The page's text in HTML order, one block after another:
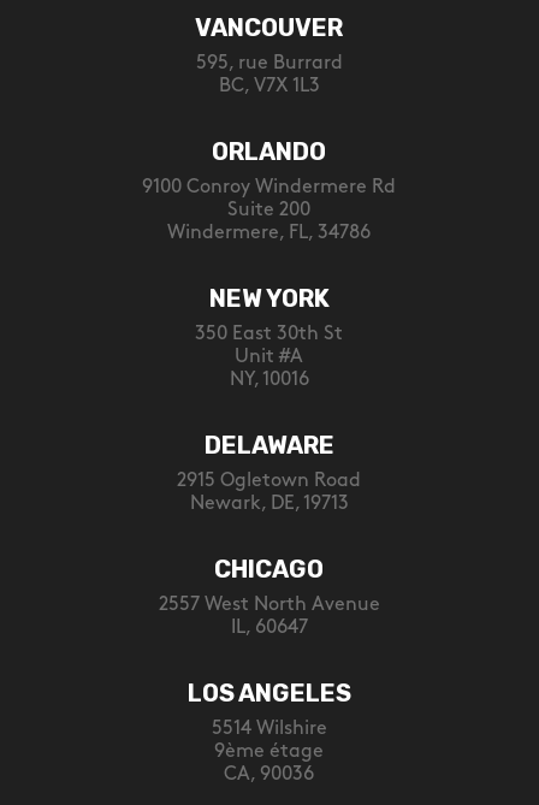
VANCOUVER
595, rue Burrard
BC, V7X 1L3
ORLANDO
9100 Conroy Windermere Rd
Suite 200
Windermere, FL, 34786
NEW YORK
350 East 30th St
Unit #A
NY, 10016
DELAWARE
2915 Ogletown Road
Newark, DE, 19713
CHICAGO
2557 West North Avenue
IL, 60647
LOS ANGELES
5514 Wilshire
9ème étage
CA, 90036